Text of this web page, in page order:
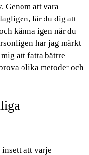
Genom att vara
lär du dig att
känna igen när du
har jag märkt
att fatta bättre
olika metoder och
insett att varje